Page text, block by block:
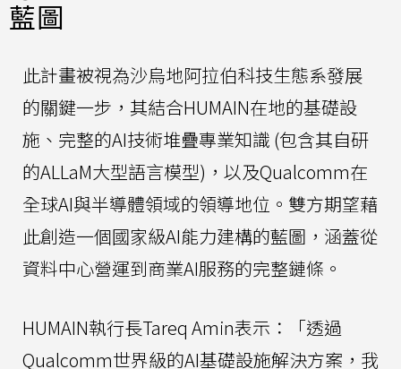
藍圖
此計畫被視為沙烏地阿拉伯科技生態系發展
的關鍵一步，其結合HUMAIN在地的基礎設
施、完整的AI技術堆疊專業知識 (包含其自研
的ALLaM大型語言模型)，以及Qualcomm在
全球AI與半導體領域的領導地位。雙方期望藉
此創造一個國家級AI能力建構的藍圖，涵蓋從
資料中心營運到商業AI服務的完整鏈條。
HUMAIN執行長Tareq Amin表示：「透過
Qualcomm世界級的AI基礎設施解決方案，我